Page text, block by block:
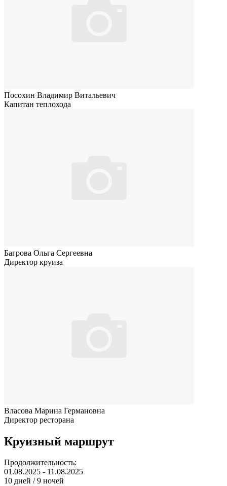
Посохин Владимир Витальевич
Капитан теплохода
Багрова Ольга Сергеевна
Директор круиза
Власова Марина Германовна
Директор ресторана
Круизный маршрут
Продолжительность:
01.08.2025 - 11.08.2025
10 дней / 9 ночей